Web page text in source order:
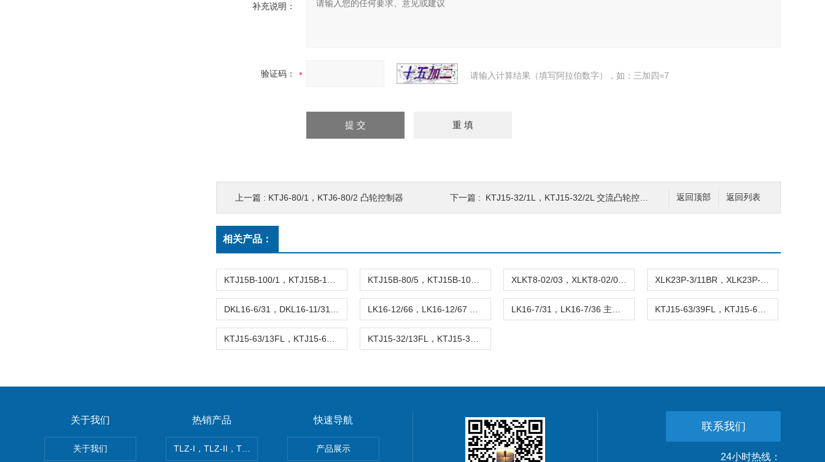
补充说明：
验证码： 请输入计算结果（填写阿拉伯数字），如：三加四=7
返回列表
返回顶部
上一篇 : KTJ6-80/1，KTJ6-80/2 凸轮控制器 下一篇 : KTJ15-32/1L，KTJ15-32/2L 交流凸轮控制器
相关产品：
关于我们
关于我们
热销产品
TLZ-I，TLZ-II，TLZ-III电离型优化避雷针
快速导航
产品展示
联系我们
24小时热线：